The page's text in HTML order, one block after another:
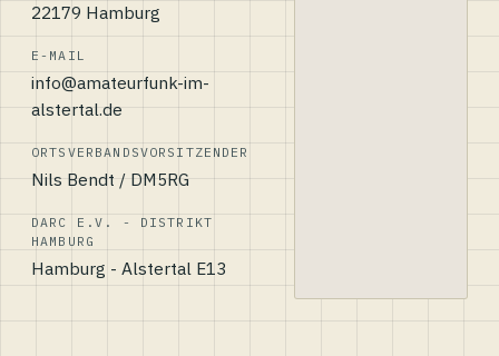
22179 Hamburg
E-MAIL
info@amateurfunk-im-
alstertal.de
ORTSVERBANDSVORSITZENDER
Nils Bendt / DM5RG
DARC E.V. - DISTRIKT
HAMBURG
Hamburg - Alstertal E13